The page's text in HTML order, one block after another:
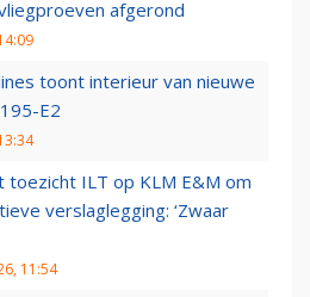
afgerond
toont interieur van nieuwe
E2
toezicht ILT op KLM E&M om
verslaglegging: ‘Zwaar
11:54